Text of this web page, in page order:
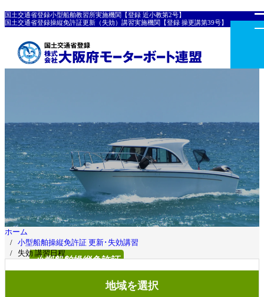
国土交通省登録小型船舶教習所実施機関【登録 近小教第2号】
国土交通省登録操縦免許証更新（失効）講習実施機関【登録 操更講第39号】
小型船舶操縦免許証
失効 講習日程
ホーム
小型船舶操縦免許証 更新･失効講習
失効 講習日程
地域を選択